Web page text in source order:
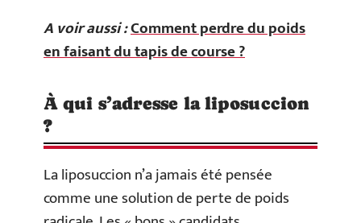
A voir aussi :Comment perdre du poids
en faisant du tapis de course ?
À qui s’adresse la liposuccion
?
La liposuccion n’a jamais été pensée
comme une solution de perte de poids